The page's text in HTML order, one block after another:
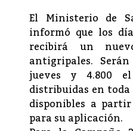
El Ministerio de
informó que los
recibirá un
antigripales.
jueves y 4.800
distribuidas en
disponibles a
para su aplicación.